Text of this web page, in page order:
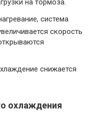
на тормоза.
система
скорость
снижается
охлаждения